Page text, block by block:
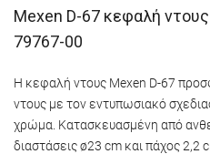
Mexen D-67 κεφαλή
79767-00
Η κεφαλή ντους Mexen D-67
ντους με τον εντυπωσιακό
χρώμα. Κατασκευασμένη από
διαστάσεις ø23 cm και πάχος 2,2